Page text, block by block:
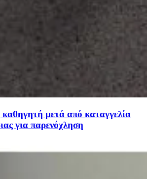
μετά από καταγγελία
για παρενόχληση